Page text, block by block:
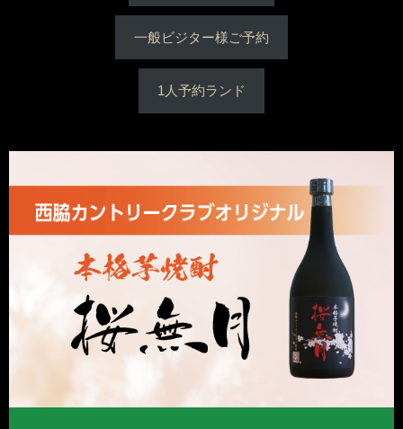
一般ビジター様ご予約
1人予約ランド